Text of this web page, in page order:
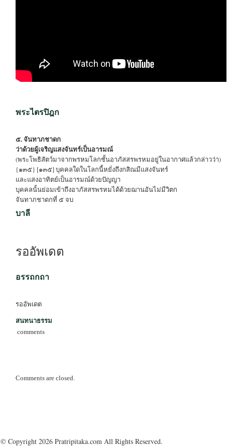
พระไตรปิฎก
๕. จันทาภชาดก
ว่าด้วยผู้เจริญแสงจันทร์เป็นอารมณ์
(พระโพธิสัตว์มาจากพรหมโลกชั้นอาภัสสรพรหมอยู่ในอากาศแล้วกล่าวว่า)
{๑๓๕} [๑๓๕] บุคคลใดในโลกนี้หยั่งถึงกสิณมีแสงจันทร์
และแสงอาทิตย์เป็นอารมณ์ด้วยปัญญา
บุคคลนั้นย่อมเข้าถึงอาภัสสรพรหมได้ด้วยฌานอันไม่มีวิตก
จันทาภชาดกที่ ๕ จบ
บาลี
รออัพเดต
อรรถกถา
รออัพเดต
สนทนาธรรม
comments
Comments are closed.
© Copyright 2026 Pratripitaka.com All Rights Reserved.